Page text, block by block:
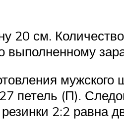
см. Количество
выполненному
петель (П).
2:2 равна